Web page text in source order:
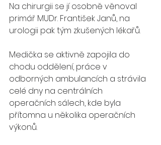
Na chirurgii se jí osobně věnoval
primář MUDr. František Janů, na
urologii pak tým zkušených lékařů.
Medička se aktivně zapojila do
chodu oddělení, práce v
odborných ambulancích a strávila
celé dny na centrálních
operačních sálech, kde byla
přítomna u několika operačních
výkonů.